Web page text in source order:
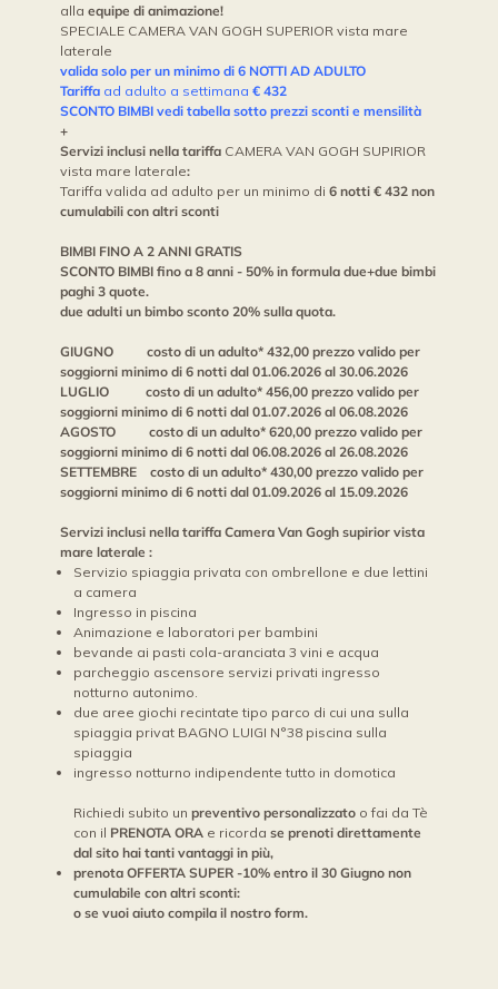
alla equipe di animazione!
SPECIALE CAMERA VAN GOGH SUPERIOR vista mare
laterale
valida solo per un minimo di 6 NOTTI AD ADULTO
Tariffa ad adulto a settimana € 432
SCONTO BIMBI vedi tabella sotto prezzi sconti e mensilità
+
Servizi inclusi nella tariffa CAMERA VAN GOGH SUPIRIOR
vista mare laterale:
Tariffa valida ad adulto per un minimo di 6 notti € 432 non
cumulabili con altri sconti
BIMBI FINO A 2 ANNI GRATIS
SCONTO BIMBI fino a 8 anni - 50% in formula due+due bimbi
paghi 3 quote.
due adulti un bimbo sconto 20% sulla quota.
GIUGNO costo di un adulto* 432,00 prezzo valido per
soggiorni minimo di 6 notti dal 01.06.2026 al 30.06.2026
LUGLIO costo di un adulto* 456,00 prezzo valido per
soggiorni minimo di 6 notti dal 01.07.2026 al 06.08.2026
AGOSTO costo di un adulto* 620,00 prezzo valido per
soggiorni minimo di 6 notti dal 06.08.2026 al 26.08.2026
SETTEMBRE costo di un adulto* 430,00 prezzo valido per
soggiorni minimo di 6 notti dal 01.09.2026 al 15.09.2026
Servizi inclusi nella tariffa Camera Van Gogh supirior vista
mare laterale :
Servizio spiaggia privata con ombrellone e due lettini
a camera
Ingresso in piscina
Animazione e laboratori per bambini
bevande ai pasti cola-aranciata 3 vini e acqua
parcheggio ascensore servizi privati ingresso
notturno autonimo.
due aree giochi recintate tipo parco di cui una sulla
spiaggia privat BAGNO LUIGI N°38 piscina sulla
spiaggia
ingresso notturno indipendente tutto in domotica
Richiedi subito unpreventivo personalizzato o fai da Tè
con il PRENOTA ORA e ricorda se prenoti direttamente
dal sito hai tanti vantaggi in più,
prenota OFFERTA SUPER -10% entro il 30 Giugno non
cumulabile con altri sconti:
o se vuoi aiuto compila il nostro form.